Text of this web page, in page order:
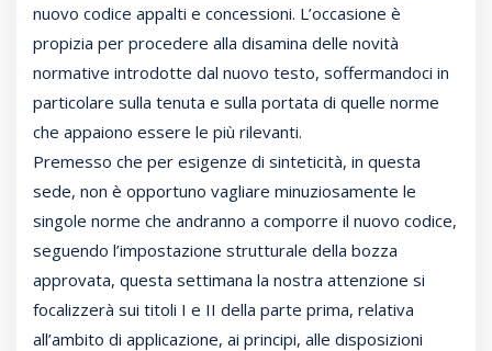
nuovo codice appalti e concessioni. L’occasione è
propizia per procedere alla disamina delle novità
normative introdotte dal nuovo testo, soffermandoci in
particolare sulla tenuta e sulla portata di quelle norme
che appaiono essere le più rilevanti.
Premesso che per esigenze di sinteticità, in questa
sede, non è opportuno vagliare minuziosamente le
singole norme che andranno a comporre il nuovo codice,
seguendo l’impostazione strutturale della bozza
approvata, questa settimana la nostra attenzione si
focalizzerà sui titoli I e II della parte prima, relativa
all’ambito di applicazione, ai principi, alle disposizioni